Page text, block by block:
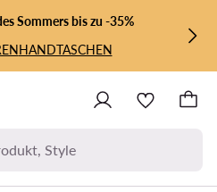
Sommers bis zu -35%
HANDTASCHEN
Style